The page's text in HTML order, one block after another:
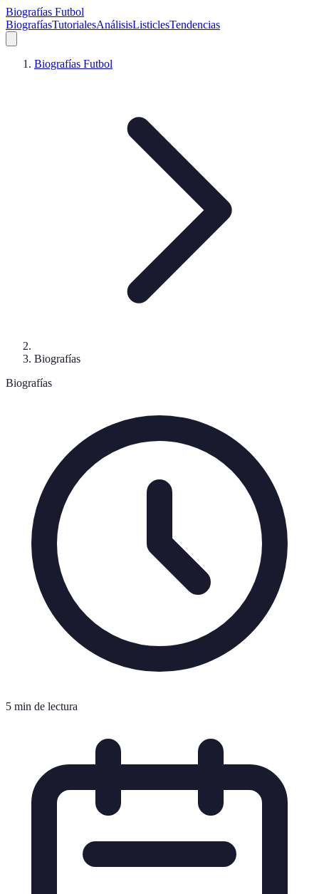
Biografías Futbol
BiografíasTutorialesAnálisisListiclesTendencias
Biografías Futbol
Biografías
Biografías
5 min de lectura